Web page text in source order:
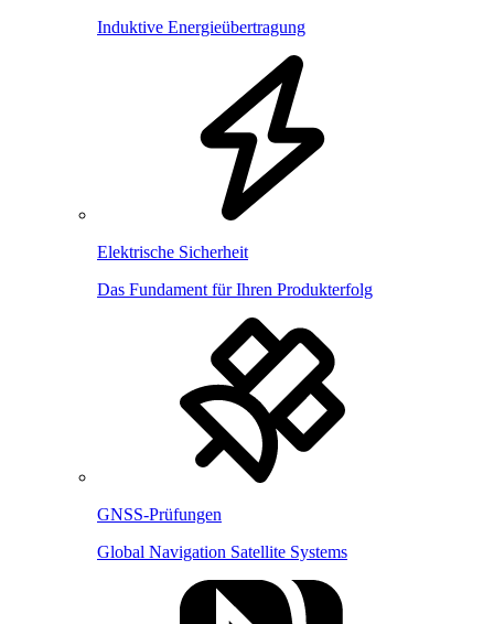
Induktive Energieübertragung
Elektrische Sicherheit
Das Fundament für Ihren Produkterfolg
GNSS-Prüfungen
Global Navigation Satellite Systems